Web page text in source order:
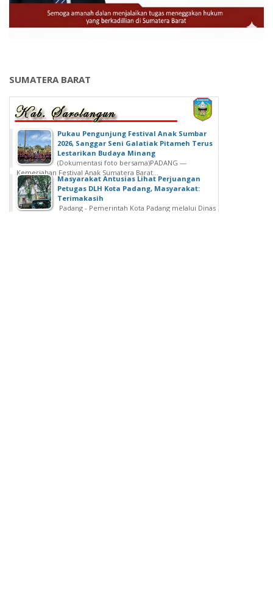
SUMATERA BARAT
‎Pukau Pengunjung Festival Anak Sumbar
2026, Sanggar Seni Galatiak Pitameh Terus
Lestarikan Budaya Minang
(Dokumentasi foto bersama)‎‎PADANG —
Kemeriahan Festival Anak Sumatera Barat...
Masyarakat Antusias Lihat Perjuangan
Petugas DLH Kota Padang, Masyarakat:
Terimakasih
Padang - Pemerintah Kota Padang melalui Dinas